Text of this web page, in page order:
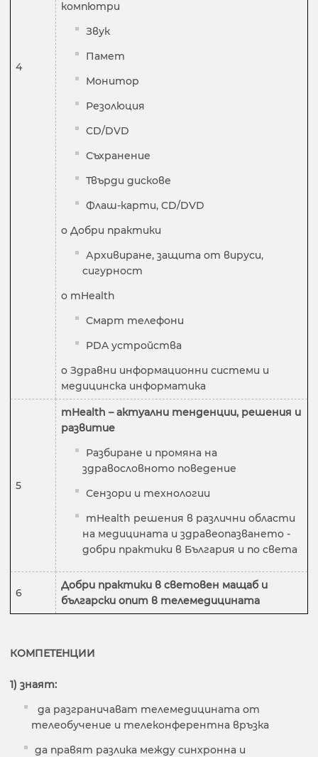
4
компютри
Звук
Памет
Монитор
Резолюция
CD/DVD
Съхранение
Твърди дискове
Флаш-карти, CD/DVD
o Добри практики
Архивиране, защита от вируси,
сигурност
o mHealth
Смарт телефони
PDA устройства
o Здравни информационни системи и
медицинска информатика
5
mHealth – актуални тенденции, решения и
развитие
Разбиране и промяна на
здравословното поведение
Сензори и технологии
mHealth решения в различни области
на медицината и здравеопазването -
добри практики в България и по света
6
Добри практики в световен мащаб и
български опит в телемедицината
КОМПЕТЕНЦИИ
1) знаят:
да разграничават телемедицината от
телеобучение и телеконферентна връзка
да правят разлика между синхронна и